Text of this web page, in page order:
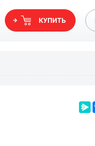
КУПИТЬ